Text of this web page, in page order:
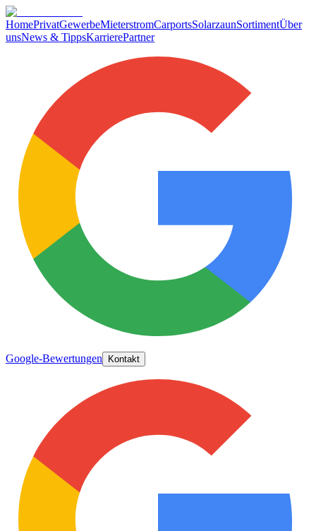
HomePrivatGewerbeMieterstromCarportsSolarzaunSortimentÜber
unsNews & TippsKarrierePartner
Google-Bewertungen Kontakt